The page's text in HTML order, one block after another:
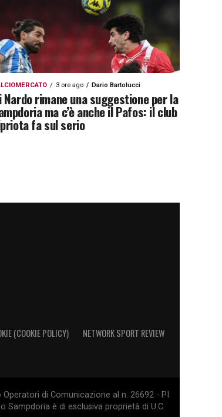
3 ore ago Dario Bartolucci
Nardo rimane una suggestione per la
ma c’è anche il Pafos: il club
fa sul serio
(COOKIE POLICY) NETWORK SPORT REVIEW
di Comunicazione al n. 26692 - PI
Sampdoria è di esclusiva proprietà di U.C.